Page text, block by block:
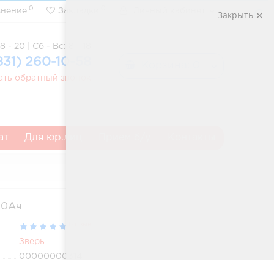
0 Закладки
- 20 | Сб - Вс: 8 - 18
260-10-58
обратный звонок
Для юр.лиц
Зверь
00000000314
Закрыть